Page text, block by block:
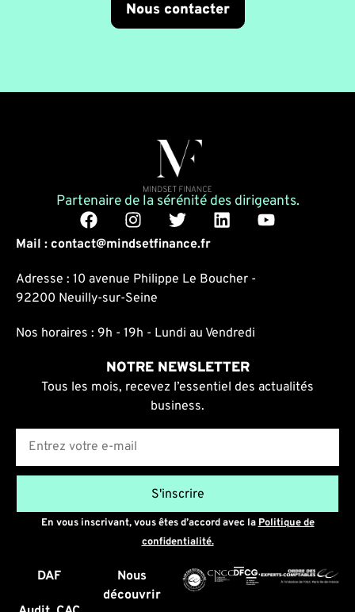
Nous contacter
Partenaire de la sérénité des dirigeants.
Mail : contact@mindsetfinance.fr
Adresse : 10 avenue Philippe Le Boucher -
92200 Neuilly-sur-Seine
Nos horaires : 9h - 19h - Lundi au Vendredi
NOTRE NEWSLETTER
Tous les mois, recevez l’essentiel des actualités
business.
S'inscrire
En vous inscrivant, vous êtes d’accord avec la Politique de
confidentialité.
DAF
Nous
découvrir